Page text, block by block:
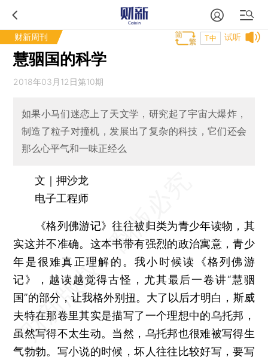
财新周刊 试听
T中
慧骃国的科学
2018年03月12日第10期
如果小马们迷恋上了天文学，研究起了宇宙大爆炸，
制造了粒子对撞机，发展出了复杂的科技，它们还会
那么心平气和一味正经么
文｜押沙龙
电子工程师
《格列佛游记》往往被归类为青少年读物，其
实这并不准确。这本书带有强烈的政治寓意，青少
年是很难真正理解的。我小时候读《格列佛游
记》，越读越觉得古怪，尤其最后一卷讲“慧骃
国”的部分，让我格外别扭。大了以后才明白，斯威
夫特在那卷里其实是描写了一个理想中的乌托邦，
虽然写得不太生动。当然，乌托邦也很难被写得生
气勃勃。写小说的时候，坏人往往比较好写，要写